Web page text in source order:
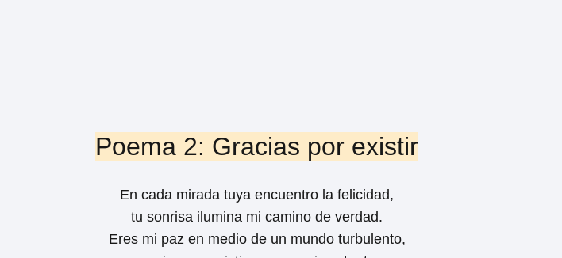
Poema 2: Gracias por existir
En cada mirada tuya encuentro la felicidad,
tu sonrisa ilumina mi camino de verdad.
Eres mi paz en medio de un mundo turbulento,